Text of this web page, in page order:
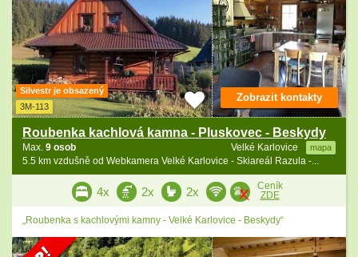
Silvestr je obsazený
3M-113
Roubenka kachlová kamna - Pluskovec - Beskydy
Velké Karlovice mapa
Max. 9 osob
5.5 km vzdušně od Webkamera Velké Karlovice - Skiareál Razula -...
Zobrazit kontakty
4x 2x 2x
Ceník
ZDE
„Roubenka s kachlovými kamny - Velké Karlovice - Beskydy“